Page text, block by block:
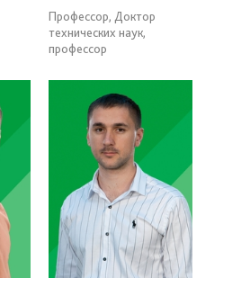
Профессор, Доктор
технических наук,
профессор